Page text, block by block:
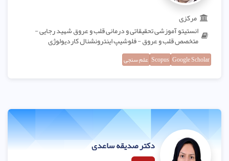
مرکزی
انستیتو آموزشی تحقیقاتی و درمانی قلب و عروق شهید رجایی -
متخصص قلب و عروق - فلوشیپ اینترونشنال کاردیولوژی
Google Scholar
Scopus علم سنجی
دکتر صدیقه ساعدی